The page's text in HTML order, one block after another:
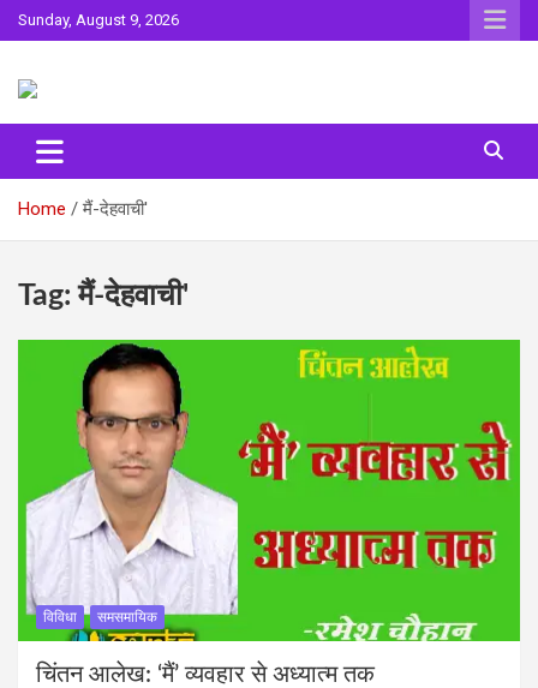
Skip
to
Sunday, August 9, 2026
Surta
Home मैं-देहवाची'
Tag:मैं-देहवाची'
विविधा समसमायिक
चिंतन आलेख: ‘मैं’ व्‍यवहार से अध्‍यात्‍म तक